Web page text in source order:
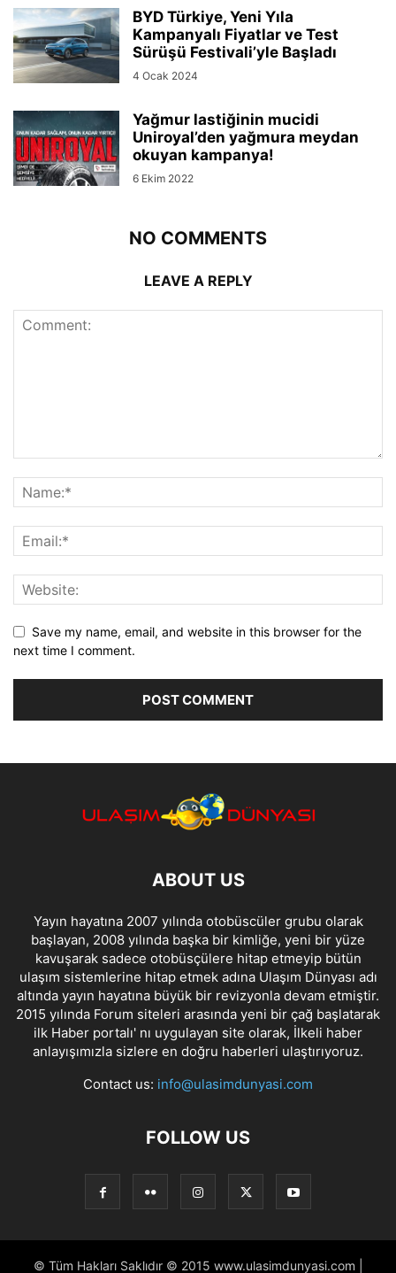
BYD Türkiye, Yeni Yıla
Kampanyalı Fiyatlar ve Test
Sürüşü Festivali’yle Başladı
4 Ocak 2024
Yağmur lastiğinin mucidi
Uniroyal’den yağmura meydan
okuyan kampanya!
6 Ekim 2022
NO COMMENTS
LEAVE A REPLY
Save my name, email, and website in this browser for the
next time I comment.
ABOUT US
Yayın hayatına 2007 yılında otobüscüler grubu olarak
başlayan, 2008 yılında başka bir kimliğe, yeni bir yüze
kavuşarak sadece otobüsçülere hitap etmeyip bütün
ulaşım sistemlerine hitap etmek adına Ulaşım Dünyası adı
altında yayın hayatına büyük bir revizyonla devam etmiştir.
2015 yılında Forum siteleri arasında yeni bir çağ başlatarak
ilk Haber portalı' nı uygulayan site olarak, İlkeli haber
anlayışımızla sizlere en doğru haberleri ulaştırıyoruz.
Contact us: info@ulasimdunyasi.com
FOLLOW US
© Tüm Hakları Saklıdır © 2015 www.ulasimdunyasi.com |